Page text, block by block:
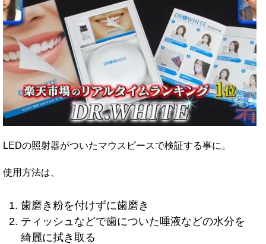
LEDの照射器がついたマウスピースで検証する事に。
使用方法は、
歯磨き粉を付けずに歯磨き
ティッシュなどで歯についた唾液などの水分を
綺麗に拭き取る